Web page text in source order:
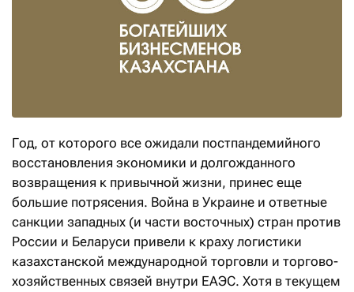
Год, от которого все ожидали постпандемийного
восстановления экономики и долгожданного
возвращения к привычной жизни, принес еще
большие потрясения. Война в Украине и ответные
санкции западных (и части восточных) стран против
России и Беларуси привели к краху логистики
казахстанской международной торговли и торгово-
хозяйственных связей внутри ЕАЭС. Хотя в текущем